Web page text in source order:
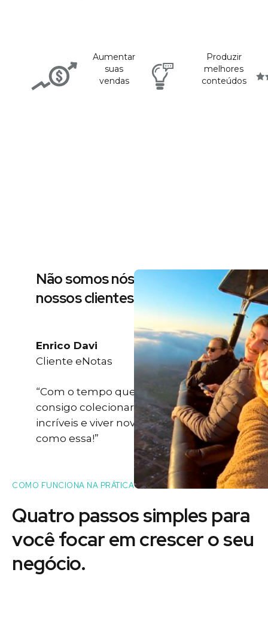
Aumentar
suas
vendas
Produzir
melhores
conteúdos
Não somos nós dizendo, são
nossos clientes
Enrico Davi
Cliente eNotas
“Com o tempo que eu ganho eu
consigo colecionar momentos
incríveis e viver novas experiências
como essa!”
COMO FUNCIONA NA PRÁTICA
Quatro passos simples para
vocêfocarem crescer o seu
negócio.